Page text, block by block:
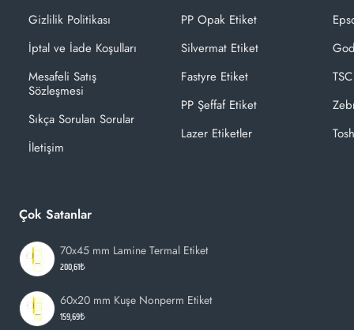
Gizlilik Politikası
İptal ve İade Koşulları
Mesafeli Satış
Sözleşmesi
Sıkça Sorulan Sorular
İletişim
PP Opak Etiket
Silvermat Etiket
Fastyre Etiket
PP Şeffaf Etiket
Lazer Etiketler
Çok Satanlar
70x45 mm Lamine Termal Etiket
200,61₺
60x20 mm Kuşe Nonperm Etiket
159,69₺